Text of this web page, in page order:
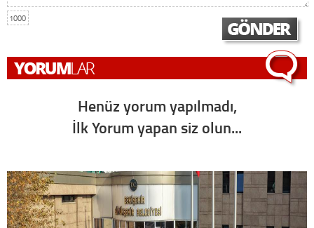
1000
Henüz yorum yapılmadı,
İlk Yorum yapan siz olun...